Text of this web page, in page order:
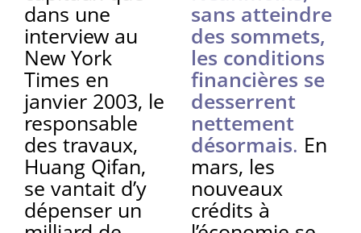
dans une
interview au
New York
Times en
janvier 2003, le
responsable
des travaux,
Huang Qifan,
se vantait d’y
dépenser un
sans atteindre
des sommets,
les conditions
financières se
desserrent
nettement
désormais. En
mars, les
nouveaux
crédits à